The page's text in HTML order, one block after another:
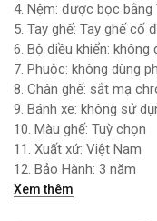
4. Nệm: được bọc bằng
5. Tay ghế: Tay ghế cố
6. Bộ điều khiển: không
7. Phuộc: không dùng
8. Chân ghế: sắt mạ
9. Bánh xe: không sử
10. Màu ghế: Tuỳ chọn
11. Xuất xứ: Việt Nam
12. Bảo Hành: 3 năm
Xem thêm